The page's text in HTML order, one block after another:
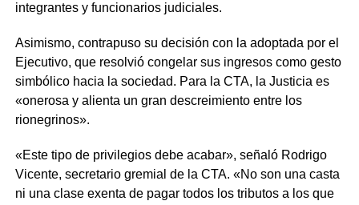
integrantes y funcionarios judiciales.
Asimismo, contrapuso su decisión con la adoptada por el
Ejecutivo, que resolvió congelar sus ingresos como gesto
simbólico hacia la sociedad. Para la CTA, la Justicia es
«onerosa y alienta un gran descreimiento entre los
rionegrinos».
«Este tipo de privilegios debe acabar», señaló Rodrigo
Vicente, secretario gremial de la CTA. «No son una casta
ni una clase exenta de pagar todos los tributos a los que